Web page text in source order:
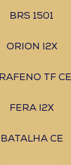
BRS 1501
ORION I2X
TF CE
FERA I2X
BATALHA CE